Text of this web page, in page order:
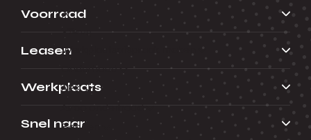
Terug
Werkplaatsafspraak maken
Onderhoud
APK
Airco onderhoud
Banden
Voorraad
Leasen
Werkplaats
Snel naar